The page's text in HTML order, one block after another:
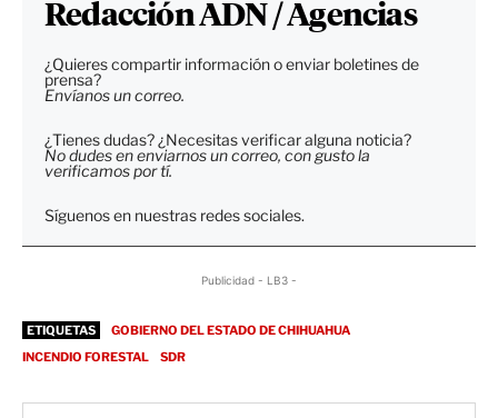
Redacción ADN / Agencias
¿Quieres compartir información o enviar boletines de
prensa?
Envíanos un correo.
¿Tienes dudas? ¿Necesitas verificar alguna noticia?
No dudes en enviarnos un correo, con gusto la
verificamos por tí.
Síguenos en nuestras redes sociales.
Publicidad - LB3 -
ETIQUETAS
GOBIERNO DEL ESTADO DE CHIHUAHUA
INCENDIO FORESTAL
SDR